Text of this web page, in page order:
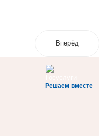
Вперёд
Решаем вместе